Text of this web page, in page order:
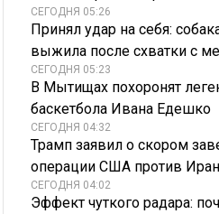
СЕГОДНЯ 05:26
Принял удар на себя:
выжила после схватки с
СЕГОДНЯ 05:23
В Мытищах похоронят
баскетбола Ивана Едешко
СЕГОДНЯ 04:32
Трамп заявил о скором
операции США против
СЕГОДНЯ 04:02
Эффект чуткого радара: